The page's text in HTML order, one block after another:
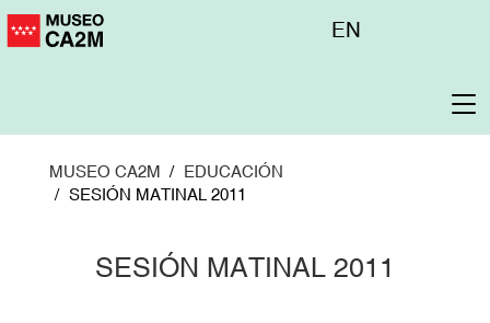
Pasar
Menú
EN
MUSEO CA2M
EDUCACIÓN
SESIÓN MATINAL 2011
SESIÓN MATINAL 2011